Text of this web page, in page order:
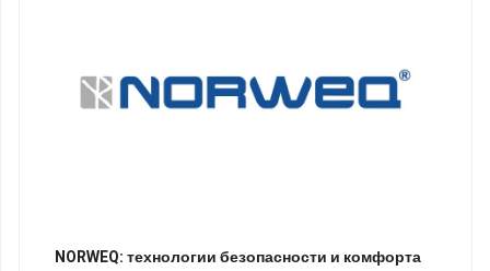
NORWEQ: технологии безопасности и комфорта